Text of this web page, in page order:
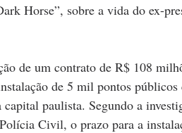
Horse”, sobre a vida do ex-
de um contrato de R$ 108
de 5 mil pontos públicos
paulista. Segundo a
Civil, o prazo para a